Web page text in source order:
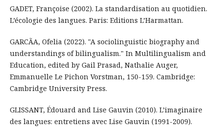
GADET, Françoise (2002). La standardisation au quotidien.
L’écologie des langues. Paris: Editions L’Harmattan.
GARCÃA, Ofelia (2022). "A sociolinguistic biography and
understandings of bilingualism." In Multilingualism and
Education, edited by Gail Prasad, Nathalie Auger,
Emmanuelle Le Pichon Vorstman, 150-159. Cambridge:
Cambridge University Press.
GLISSANT, Édouard and Lise Gauvin (2010). L’imaginaire
des langues: entretiens avec Lise Gauvin (1991-2009).